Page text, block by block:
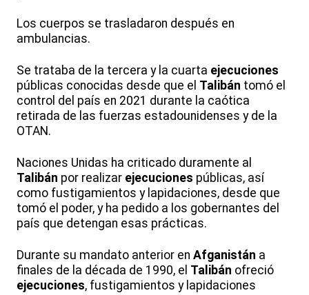
Los cuerpos se trasladaron después en
ambulancias.
Se trataba de la tercera y la cuarta ejecuciones
públicas conocidas desde que el Talibán tomó el
control del país en 2021 durante la caótica
retirada de las fuerzas estadounidenses y de la
OTAN.
Naciones Unidas ha criticado duramente al
Talibán por realizar ejecuciones públicas, así
como fustigamientos y lapidaciones, desde que
tomó el poder, y ha pedido a los gobernantes del
país que detengan esas prácticas.
Durante su mandato anterior en Afganistán a
finales de la década de 1990, el Talibán ofreció
ejecuciones, fustigamientos y lapidaciones